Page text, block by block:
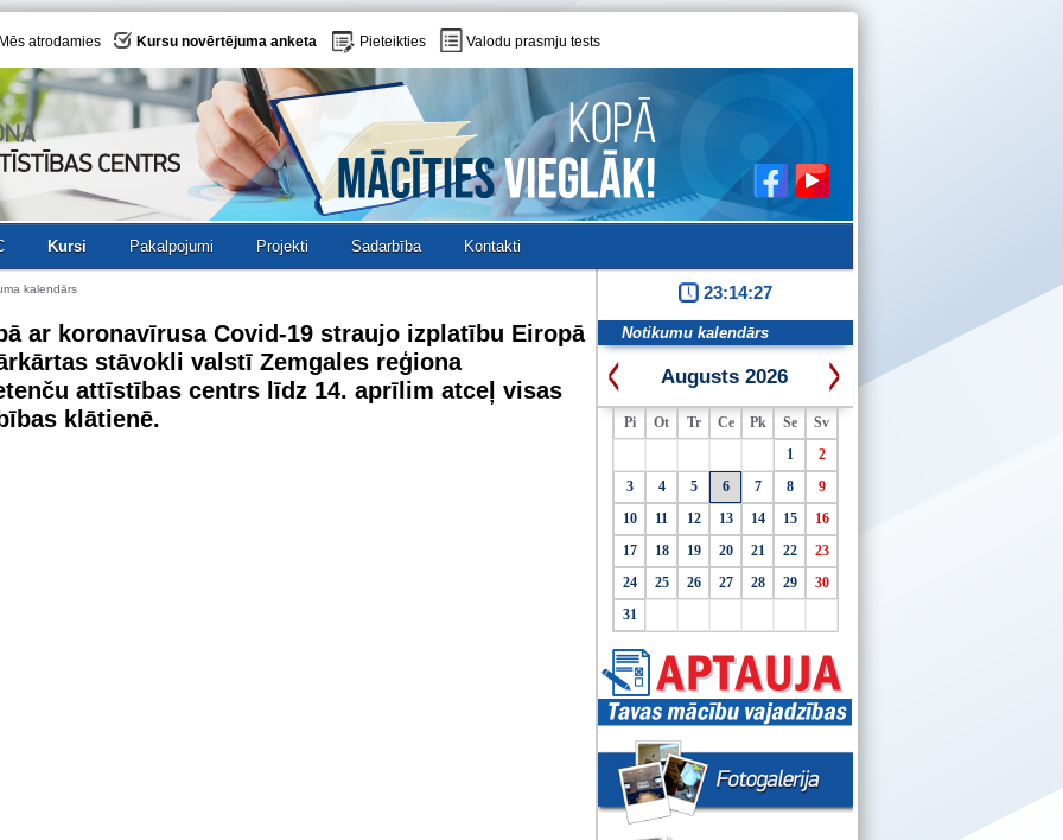
Mēs atrodamies Kursu novērtējuma anketa Pieteikties Valodu prasmju tests
Kursi Pakalpojumi Projekti Sadarbība Kontakti
kalendārs
ar koronavīrusa Covid-19 straujo izplatību Eiropā
stāvokli valstī Zemgales reģiona
attīstības centrs līdz 14. aprīlim atceļ visas
klātienē.
23:14:27
Notikumu kalendārs
Augusts 2026
Pi Ot Tr Ce Pk Se
Sv
1
2
3
4 5 6 7 8
9
10
11 12 13 14 15
16
17
18 19 20 21 22
23
24
25 26 27 28 29
30
31